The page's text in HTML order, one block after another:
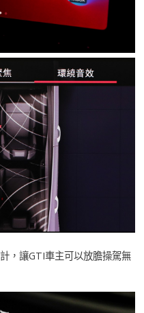
，讓GTI車主可以放膽操駕無